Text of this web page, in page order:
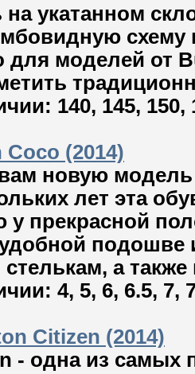
на укатанном
схему
для моделей от
140, 145, 150,
(2014)
новую
лет эта
у прекрасной
а
4, 5, 6, 6.5, 7,
Citizen (2014)
- одна из самых